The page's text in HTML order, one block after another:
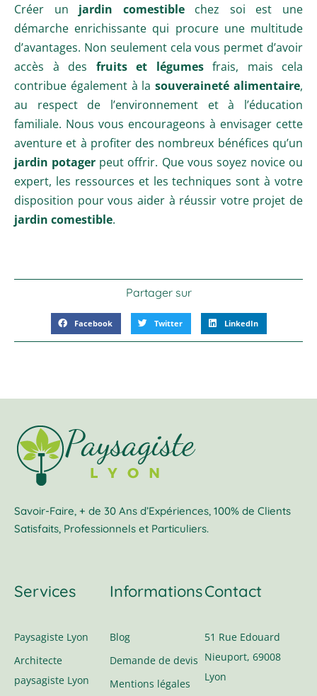
Créer un jardin comestiblechez soi est une
démarche enrichissante qui procure une multitude
d’avantages. Non seulement cela vous permet d’avoir
accès à des fruits et légumesfrais, mais cela
contribue également à lasouveraineté alimentaire,
au respect de l’environnement et à l’éducation
familiale. Nous vous encourageons à envisager cette
aventure et à profiter des nombreux bénéfices qu’un
jardin potager peut offrir. Que vous soyez novice ou
expert, les ressources et les techniques sont à votre
disposition pour vous aider à réussir votre projet de
jardin comestible.
Partager sur
Facebook Twitter LinkedIn
Savoir-Faire, + de 30 Ans d’Expériences, 100% de Clients
Satisfaits, Professionnels et Particuliers.
Services
Paysagiste Lyon
Architecte
paysagiste Lyon
Informations
Blog
Demande de devis
Mentions légales
Contact
51 Rue Edouard
Nieuport, 69008
Lyon